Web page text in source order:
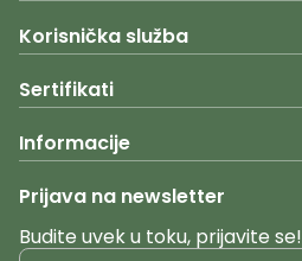
Korisnička služba
Sertifikati
Informacije
Prijava na newsletter
Budite uvek u toku, prijavite se!